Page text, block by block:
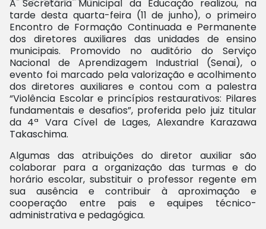
A Secretaria Municipal da Educação realizou, na
tarde desta quarta-feira (11 de junho), o primeiro
Encontro de Formação Continuada e Permanente
dos diretores auxiliares das unidades de ensino
municipais. Promovido no auditório do Serviço
Nacional de Aprendizagem Industrial (Senai), o
evento foi marcado pela valorização e acolhimento
dos diretores auxiliares e contou com a palestra
“Violência Escolar e princípios restaurativos: Pilares
fundamentais e desafios”, proferida pelo juiz titular
da 4ª Vara Cível de Lages, Alexandre Karazawa
Takaschima.
Algumas das atribuições do diretor auxiliar são
colaborar para a organização das turmas e do
horário escolar, substituir o professor regente em
sua ausência e contribuir à aproximação e
cooperação entre pais e equipes técnico-
administrativa e pedagógica.